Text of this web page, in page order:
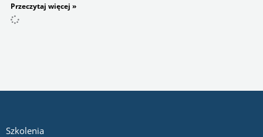
Przeczytaj więcej »
Szkolenia